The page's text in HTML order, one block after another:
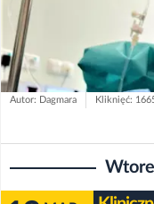
Autor: Dagmara Kliknięć: